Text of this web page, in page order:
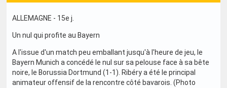
ALLEMAGNE - 15e j.
Un nul qui profite au Bayern
A l'issue d'un match peu emballant jusqu'à l'heure de jeu, le
Bayern Munich a concédé le nul sur sa pelouse face à sa bête
noire, le Borussia Dortmund (1-1). Ribéry a été le principal
animateur offensif de la rencontre côté bavarois. (Photo